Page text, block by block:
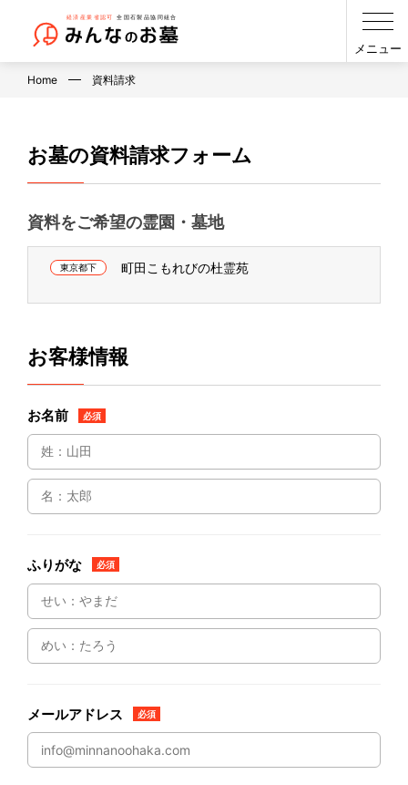
メニュー
Home 資料請求
お墓の資料請求フォーム
資料をご希望の霊園・墓地
東京都下 町田こもれびの杜霊苑
お客様情報
お名前 必須
ふりがな 必須
メールアドレス 必須